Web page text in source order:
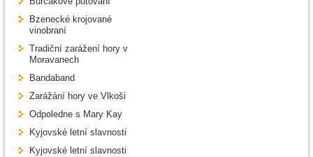
Bzenecké krojované
vinobraní
Tradiční zarážení hory v
Moravanech
Bandaband
Zarážání hory ve Vlkoši
Odpoledne s Mary Kay
Kyjovské letní slavnosti
Kyjovské letní slavnosti